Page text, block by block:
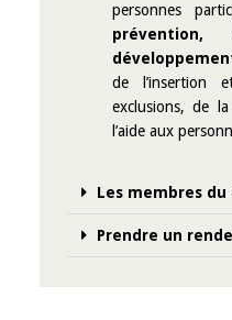
personnes
de l’insertion
exclusions, de
l’aide aux
Les membres du
Prendre un